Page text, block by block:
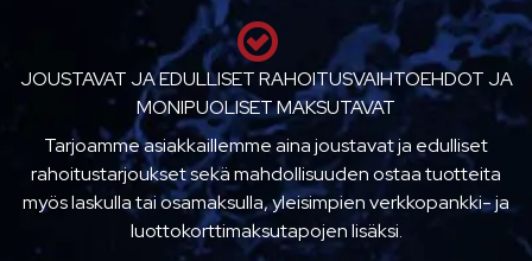
JOUSTAVAT JA EDULLISET RAHOITUSVAIHTOEHDOT JA
MONIPUOLISET MAKSUTAVAT
Tarjoamme asiakkaillemme aina joustavat ja edulliset
rahoitustarjoukset sekä mahdollisuuden ostaa tuotteita
myös laskulla tai osamaksulla, yleisimpien verkkopankki- ja
luottokorttimaksutapojen lisäksi.